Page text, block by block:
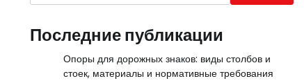
Последние публикации
Опоры для дорожных знаков: виды столбов и
стоек, материалы и нормативные требования